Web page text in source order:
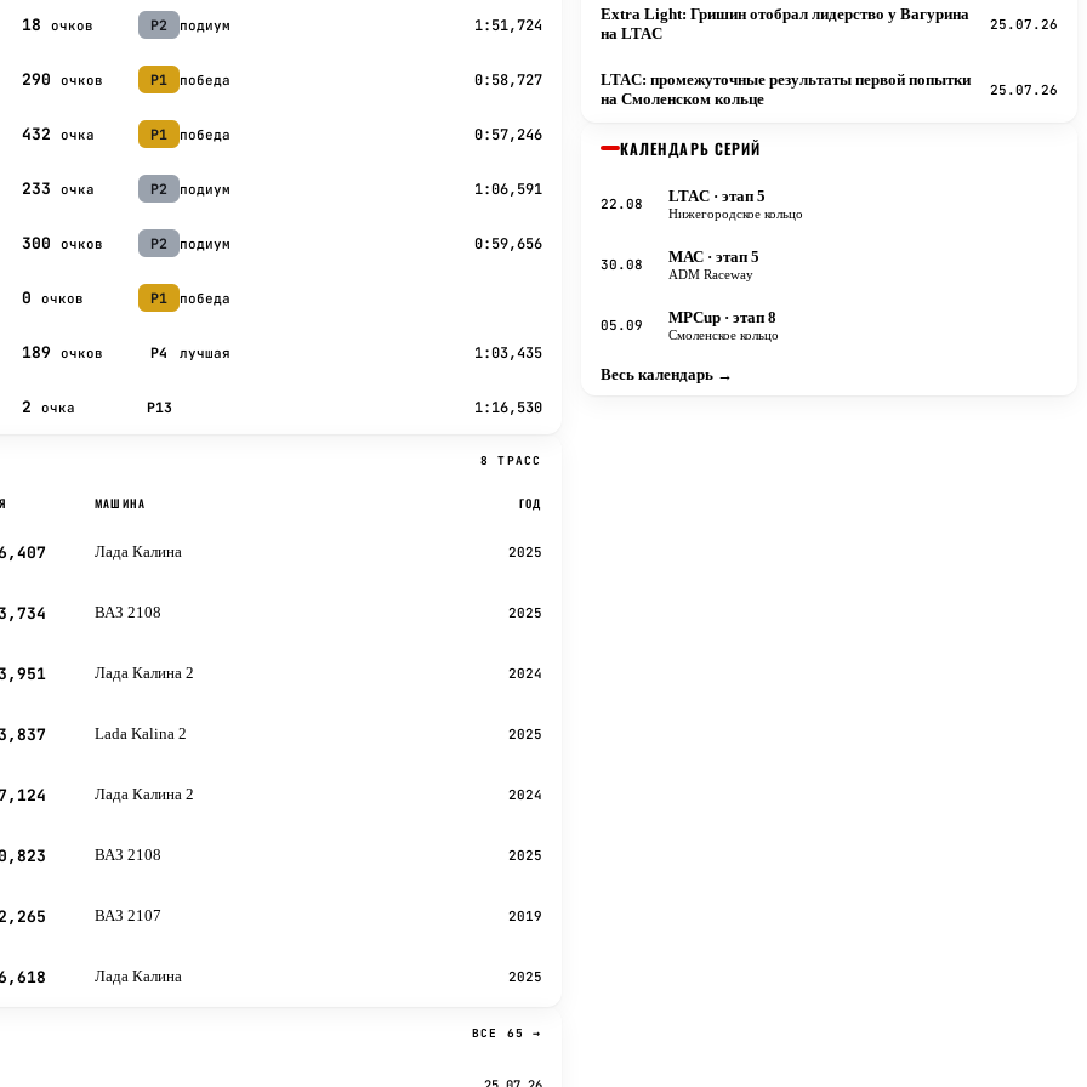
18очков P2 подиум 1:51,724
290очков P1 победа 0:58,727
432очка P1 победа 0:57,246
233очка P2 подиум 1:06,591
300очков P2 подиум 0:59,656
0очков P1 победа
189очков P4 лучшая 1:03,435
2очка P13 1:16,530
8 ТРАСС
МАШИНА ГОД
Лада Калина 2025
ВАЗ 2108 2025
Лада Калина 2 2024
Lada Kalina 2 2025
Лада Калина 2 2024
ВАЗ 2108 2025
ВАЗ 2107 2019
Лада Калина 2025
ВСЕ 65 →
Extra Light: Гришин отобрал лидерство у Вагурина
на LTAC
25.07.26
LTAC: промежуточные результаты первой попытки
на Смоленском кольце
25.07.26
КАЛЕНДАРЬ СЕРИЙ
22.08 LTAC· этап 5
Нижегородское кольцо
30.08 МАС· этап 5
ADM Raceway
05.09 MPCup· этап 8
Смоленское кольцо
Весь календарь →